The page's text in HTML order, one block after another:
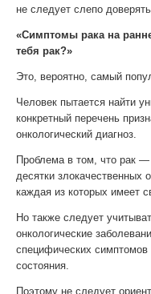
не следует слепо
«Симптомы рака на
тебя рак?»
Это, вероятно, самый
Человек пытается найти
конкретный перечень
онкологический диагноз.
Проблема в том, что рак —
десятки злокачественных
каждая из которых имеет
Но также следует
онкологические
специфических симптомов
состояния.
Поэтому не следует